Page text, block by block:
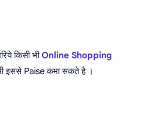
किसी भीOnline Shopping
इससे Paise कमा सकते है ।